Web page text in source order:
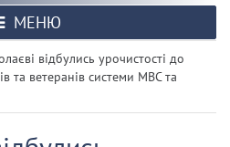
МЕНЮ
відбулись урочистості до
та ветеранів системи МВС та